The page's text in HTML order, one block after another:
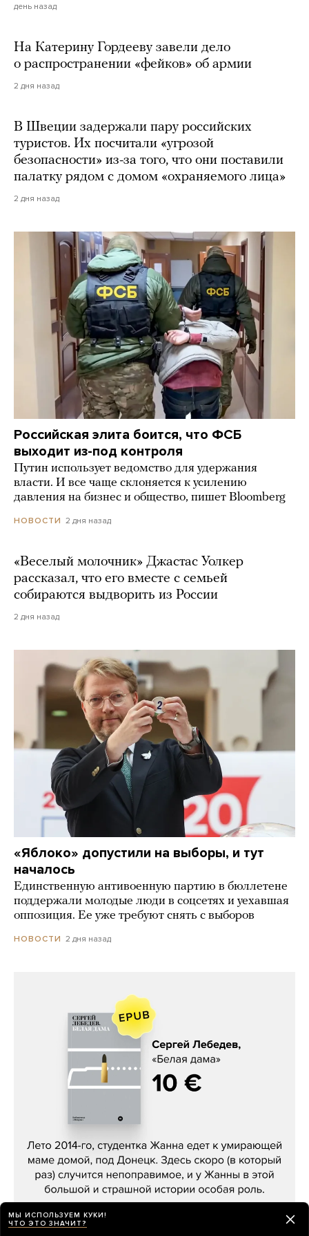
день назад
На Катерину Гордееву завели дело
о распространении «фейков» об армии
2 дня назад
В Швеции задержали пару российских
туристов. Их посчитали «угрозой
безопасности» из-за того, что они поставили
палатку рядом с домом «охраняемого лица»
2 дня назад
Российская элита боится, что ФСБ
выходит из-под контроля
Путин использует ведомство для удержания
власти. И все чаще склоняется к усилению
давления на бизнес и общество, пишет Bloomberg
НОВОСТИ 2 дня назад
«Веселый молочник» Джастас Уолкер
рассказал, что его вместе с семьей
собираются выдворить из России
2 дня назад
«Яблоко» допустили на выборы, и тут
началось
Единственную антивоенную партию в бюллетене
поддержали молодые люди в соцсетях и уехавшая
оппозиция. Ее уже требуют снять с выборов
НОВОСТИ 2 дня назад
Сергей Лебедев, «Белая дама»
МЫ ИСПОЛЬЗУЕМ КУКИ!
ЧТО ЭТО ЗНАЧИТ?